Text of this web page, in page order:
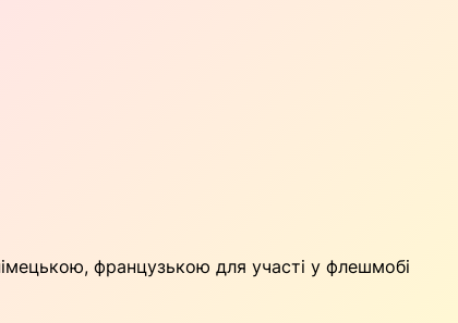
французькою для участі у флешмобі